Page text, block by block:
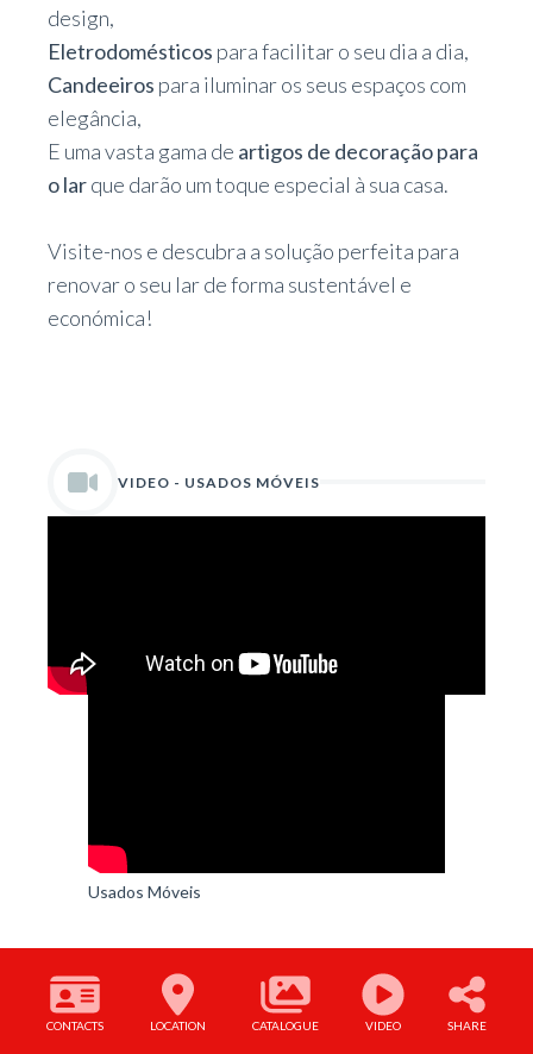
design,
Eletrodomésticos para facilitar o seu dia a dia,
Candeeiros para iluminar os seus espaços com
elegância,
E uma vasta gama de artigos de decoração para
o larque darão um toque especial à sua casa.
Visite-nos e descubra a solução perfeita para
renovar o seu lar de forma sustentável e
económica!
VIDEO - USADOS MÓVEIS
Usados Móveis
CONTACTS LOCATION CATALOGUE VIDEO SHARE